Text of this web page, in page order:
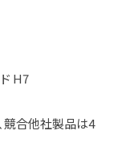
H7
競合他社製品は4